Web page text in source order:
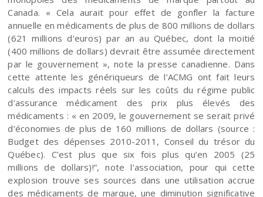
Canada. « Cela aurait pour effet de gonfler la facture
annuelle en médicaments de plus de 800 millions de dollars
(621 millions d’euros) par an au Québec, dont la moitié
(400 millions de dollars) devrait être assumée directement
par le gouvernement », note la presse canadienne. Dans
cette attente les génériqueurs de l’ACMG ont fait leurs
calculs des impacts réels sur les coûts du régime public
d’assurance médicament des prix plus élevés des
médicaments : « en 2009, le gouvernement se serait privé
d’économies de plus de 160 millions de dollars (source :
Budget des dépenses 2010-2011, Conseil du trésor du
Québec). C’est plus que six fois plus qu’en 2005 (25
millions de dollars)!”, note l’association, pour qui cette
explosion trouve ses sources dans une utilisation accrue
des médicaments de marque, une diminution significative